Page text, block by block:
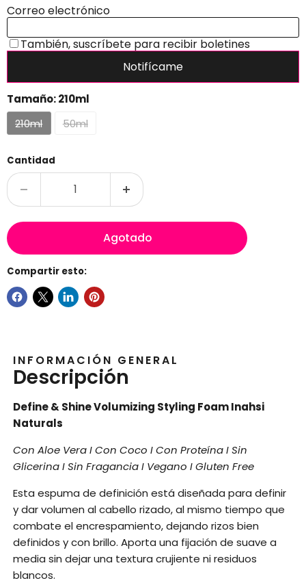
Tamaño:210ml
210ml
50ml
Cantidad
Agotado
Compartir esto:
INFORMACIÓN GENERAL
Descripción
Define & Shine Volumizing Styling Foam Inahsi
Naturals
Con Aloe Vera I Con Coco I Con Proteína I Sin
Glicerina I Sin Fragancia I Vegano I Gluten Free
Esta espuma de definición está diseñada para definir
y dar volumen al cabello rizado, al mismo tiempo que
combate el encrespamiento, dejando rizos bien
definidos y con brillo. Aporta una fijación de suave a
media sin dejar una textura crujiente ni residuos
blancos.